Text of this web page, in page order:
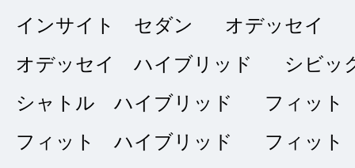
2026/02/10
販売店の評価
接客：5
｜ 雰囲
問合せ： 4｜ 説
インサイト セダン
オデッセイ
オデッセイ ハイブリッド
シビッ
シャトル ハイブリッド
フィット
フィット ハイブリッド
フィット